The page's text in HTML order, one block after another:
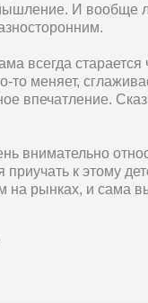
И вообще
всегда старается
то меняет,
впечатление.
внимательно
приучать к этому
на рынках, и сама